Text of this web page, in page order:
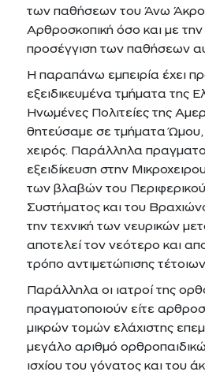
των παθήσεων του Άνω
Αρθροσκοπική όσο και με την
προσέγγιση των παθήσεων
Η παραπάνω εμπειρία έχει
εξειδικευμένα τμήματα της
Ηνωμένες Πολιτείες της
θητεύσαμε σε τμήματα
χειρός. Παράλληλα
εξειδίκευση στην
των βλαβών του
Συστήματος και του
την τεχνική των νευρικών
αποτελεί τον νεότερο και
τρόπο αντιμετώπισης
Παράλληλα οι ιατροί της
πραγματοποιούν είτε
μικρών τομών ελάχιστης
μεγάλο αριθμό
ισχίου του γόνατος και του